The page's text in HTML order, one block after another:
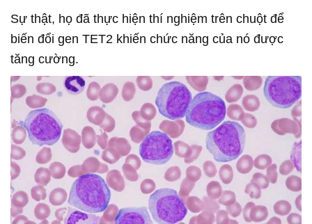
Sự thật, họ đã thực hiện thí nghiệm trên chuột để
biến đổi gen TET2 khiến chức năng của nó được
tăng cường.